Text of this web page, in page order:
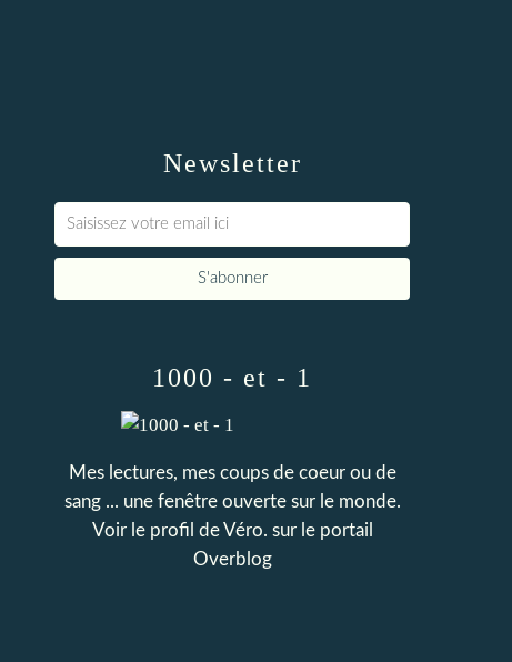
Newsletter
1000 - et - 1
Mes lectures, mes coups de coeur ou de
sang ... une fenêtre ouverte sur le monde.
Voir le profil deVéro. sur le portail
Overblog